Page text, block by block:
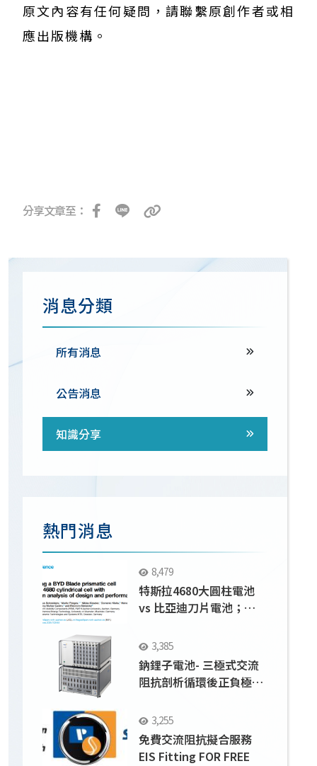
消息分類
所有消息
公告消息
知識分享
熱門消息
8,479
特斯拉4680大圓柱電池
vs 比亞迪刀片電池；
3,385
鈉鋰子電池- 三極式交流
阻抗剖析循環後正負極界
3,255
免費交流阻抗擬合服務
EIS Fitting FOR FREE
原文內容有任何疑問，請聯繫原創作者或相
應出版機構。
分享文章至：